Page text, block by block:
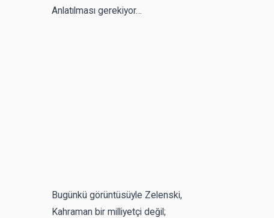
Anlatılması gerekiyor…
Bugünkü görüntüsüyle Zelenski,
Kahraman bir milliyetçi değil;